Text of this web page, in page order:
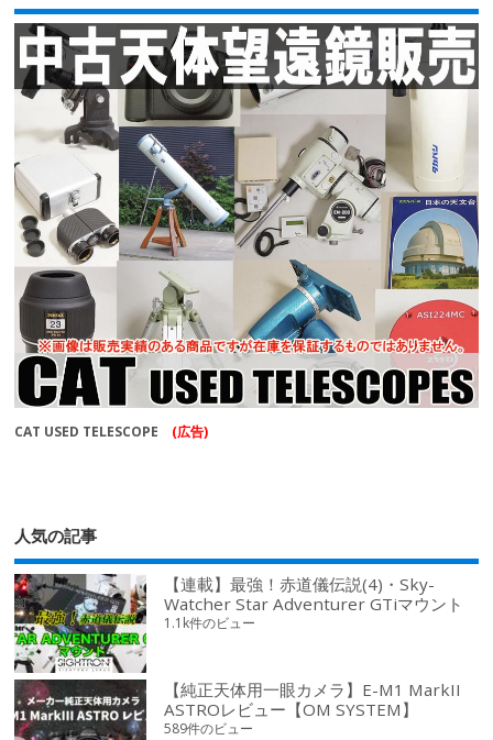
CAT USED TELESCOPE (広告)
人気の記事
【連載】最強！赤道儀伝説(4)・Sky-
Watcher Star Adventurer GTiマウント
1.1k件のビュー
【純正天体用一眼カメラ】E-M1 MarkII
ASTROレビュー【OM SYSTEM】
589件のビュー